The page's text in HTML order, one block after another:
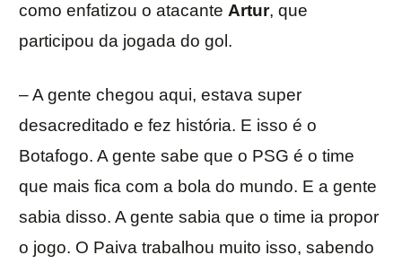
como enfatizou o atacante Artur, que
participou da jogada do gol.
– A gente chegou aqui, estava super
desacreditado e fez história. E isso é o
Botafogo. A gente sabe que o PSG é o time
que mais fica com a bola do mundo. E a gente
sabia disso. A gente sabia que o time ia propor
o jogo. O Paiva trabalhou muito isso, sabendo